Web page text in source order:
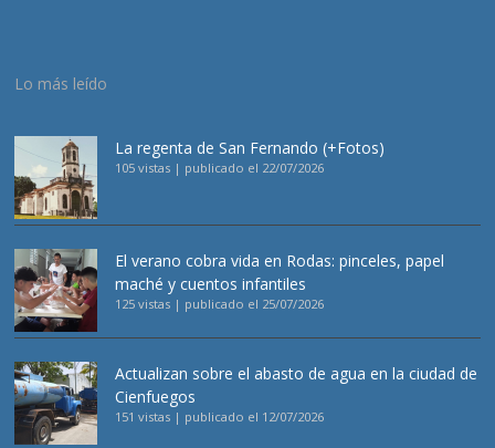
Lo más leído
La regenta de San Fernando (+Fotos)
105 vistas | publicado el 22/07/2026
El verano cobra vida en Rodas: pinceles, papel
maché y cuentos infantiles
125 vistas | publicado el 25/07/2026
Actualizan sobre el abasto de agua en la ciudad de
Cienfuegos
151 vistas | publicado el 12/07/2026